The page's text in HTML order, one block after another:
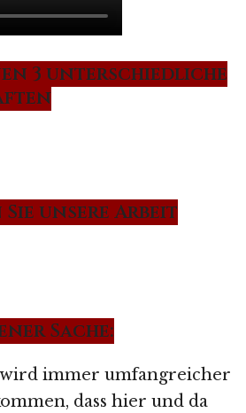
3 unterschiedliche
unsere Arbeit
Sache:
wird immer umfangreicher
dass hier und da